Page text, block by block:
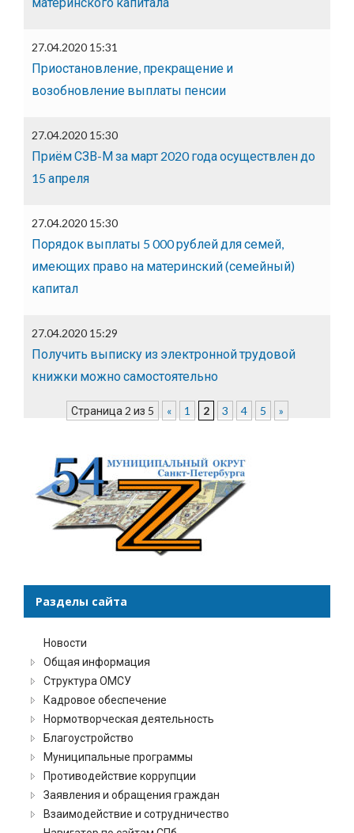
27.04.2020 15:31
Приостановление, прекращение и
возобновление выплаты пенсии
27.04.2020 15:30
Приём СЗВ-М за март 2020 года осуществлен до
15 апреля
27.04.2020 15:30
Порядок выплаты 5 000 рублей для семей,
имеющих право на материнский (семейный)
капитал
27.04.2020 15:29
Получить выписку из электронной трудовой
книжки можно самостоятельно
Страница 2 из 5 « 1 2 3 4 5 »
Разделы сайта
Новости
Общая информация
Структура ОМСУ
Кадровое обеспечение
Нормотворческая деятельность
Благоустройство
Муниципальные программы
Противодействие коррупции
Заявления и обращения граждан
Взаимодействие и сотрудничество